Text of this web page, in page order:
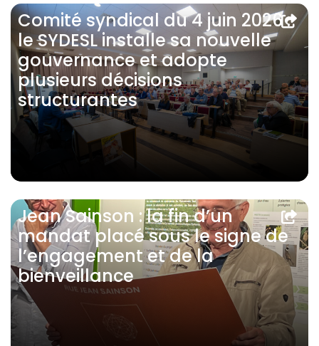
Comité syndical du 4 juin 2026 :
le SYDESL installe sa nouvelle
gouvernance et adopte
plusieurs décisions
structurantes
Jean Sainson : la fin d’un
mandat placé sous le signe de
l’engagement et de la
bienveillance